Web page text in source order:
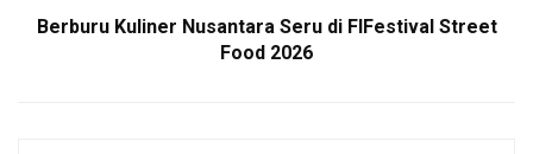
Berburu Kuliner Nusantara Seru di FIFestival Street
Food 2026